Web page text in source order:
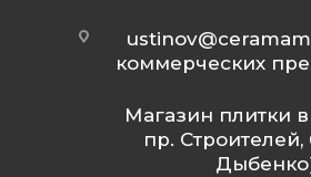
коммерческих
Магазин плитки
пр. Строителей,